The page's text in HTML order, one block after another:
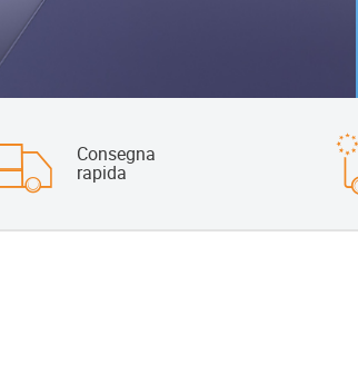
Consegna
rapida